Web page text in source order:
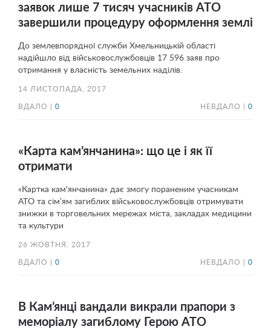
заявок лише 7 тисяч учасників АТО
завершили процедуру оформлення землі
До землевпорядної служби Хмельницькій області
надійшло від військовослужбовців 17 596 заяв про
отримання у власність земельних наділів.
14 ЛИСТОПАДА, 2017
ВДАЛО | 0 НЕВДАЛО | 0
«Карта кам’янчанина»: що це і як її
отримати
«Картка кам'янчанина» дає змогу пораненим учасникам
АТО та сім’ям загиблих військовослужбовців отримувати
знижки в торговельних мережах міста, закладах медицини
та культури
26 ЖОВТНЯ, 2017
ВДАЛО | 0 НЕВДАЛО | 0
В Кам’янці вандали викрали прапори з
меморіалу загиблому Герою АТО